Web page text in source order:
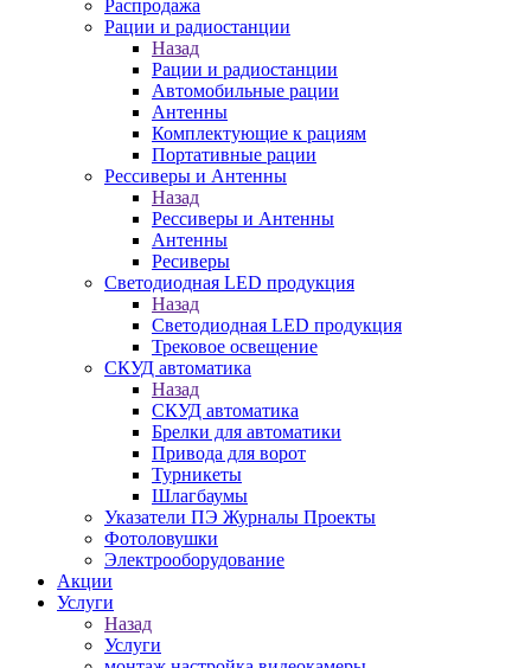
Распродажа
Рации и радиостанции
Назад
Рации и радиостанции
Автомобильные рации
Антенны
Комплектующие к рациям
Портативные рации
Рессиверы и Антенны
Назад
Рессиверы и Антенны
Антенны
Ресиверы
Светодиодная LED продукция
Назад
Светодиодная LED продукция
Трековое освещение
СКУД автоматика
Назад
СКУД автоматика
Брелки для автоматики
Привода для ворот
Турникеты
Шлагбаумы
Указатели ПЭ Журналы Проекты
Фотоловушки
Электрооборудование
Акции
Услуги
Назад
Услуги